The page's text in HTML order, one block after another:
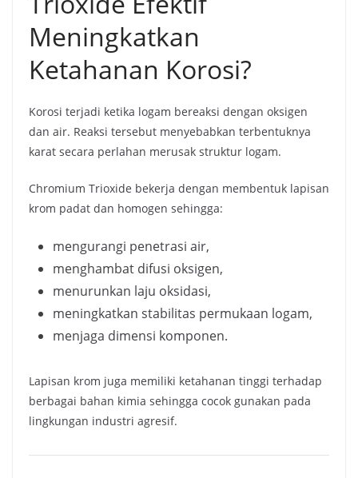
Meningkatkan
Ketahanan Korosi?
Korosi terjadi ketika logam bereaksi dengan oksigen
dan air. Reaksi tersebut menyebabkan terbentuknya
karat secara perlahan merusak struktur logam.
Chromium Trioxide bekerja dengan membentuk lapisan
krom padat dan homogen sehingga:
mengurangi penetrasi air,
menghambat difusi oksigen,
menurunkan laju oksidasi,
meningkatkan stabilitas permukaan logam,
menjaga dimensi komponen.
Lapisan krom juga memiliki ketahanan tinggi terhadap
berbagai bahan kimia sehingga cocok gunakan pada
lingkungan industri agresif.